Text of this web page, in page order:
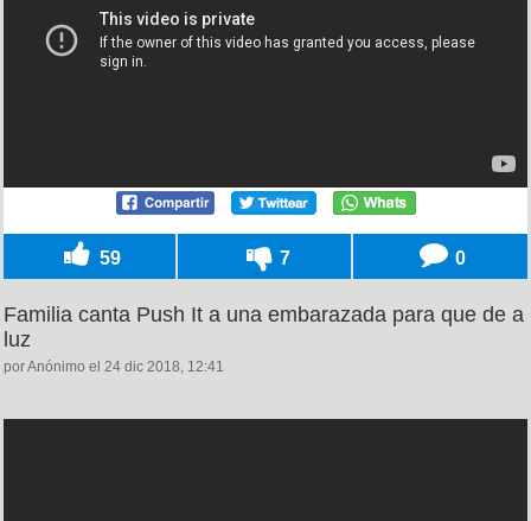
59 7 0
Familia canta Push It a una embarazada para que de a
luz
por Anónimo el 24 dic 2018, 12:41